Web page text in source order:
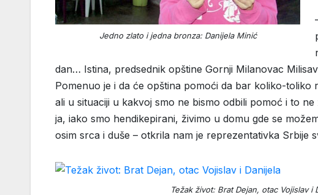
Jedno zlato i jedna bronza: Danijela Minić
dan… Istina, predsednik opštine Gornji Milanovac
Pomenuo je i da će opština pomoći da bar koliko-
ali u situaciji u kakvoj smo ne bismo odbili pomoć i to
ja, iako smo hendikepirani, živimo u domu gde se
osim srca i duše – otkrila nam je reprezentativka Srbije
Težak život: Brat Dejan, otac Vojislav i